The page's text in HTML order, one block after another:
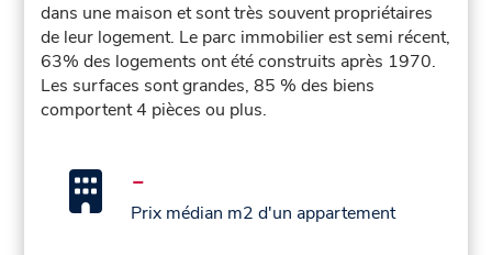
dans une maison et sont très souvent propriétaires
de leur logement. Le parc immobilier est semi récent,
63% des logements ont été construits après 1970.
Les surfaces sont grandes, 85 % des biens
comportent 4 pièces ou plus.
-
Prix médian m2 d'un appartement